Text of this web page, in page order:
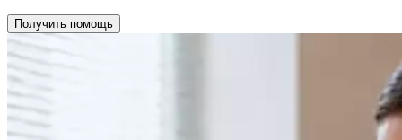
Получить помощь